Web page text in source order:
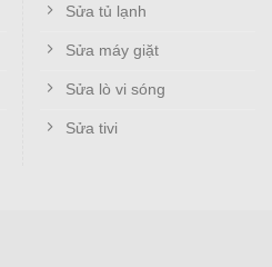
mua điều khiển điều
để trang bị ngay một
cũ của bạn gặp các tình trạng
Sửa tủ lạnh
Sửa máy giặt
Sửa lò vi sóng
Sửa tivi